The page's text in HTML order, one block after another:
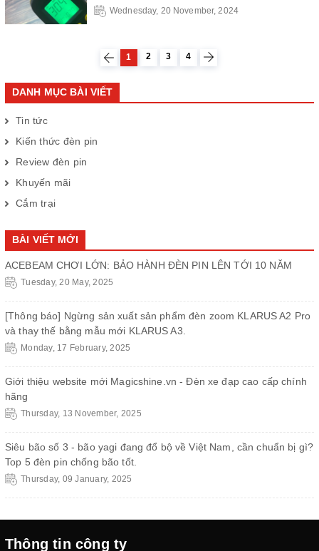
Wednesday, 20 November, 2024
1 2 3 4
DANH MỤC BÀI VIẾT
Tin tức
Kiến thức đèn pin
Review đèn pin
Khuyến mãi
Cắm trại
BÀI VIẾT MỚI
ACEBEAM CHƠI LỚN: BẢO HÀNH ĐÈN PIN LÊN TỚI 10 NĂM
Tuesday, 20 May, 2025
[Thông báo] Ngừng sản xuất sản phẩm đèn zoom KLARUS A2 Pro
và thay thế bằng mẫu mới KLARUS A3.
Monday, 17 February, 2025
Giới thiệu website mới Magicshine.vn - Đèn xe đạp cao cấp chính
hãng
Thursday, 13 November, 2025
Siêu bão số 3 - bão yagi đang đổ bộ về Việt Nam, cần chuẩn bị gì?
Top 5 đèn pin chống bão tốt.
Thursday, 09 January, 2025
Thông tin công ty